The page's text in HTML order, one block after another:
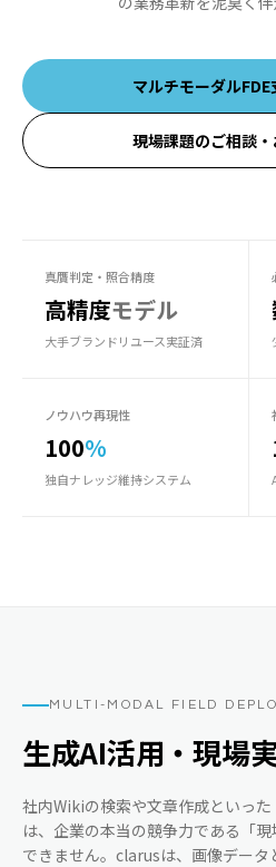
マルチモーダル
現場課題のご相談
真贋判定・照合精度
高精度モデル
大手ブランドリユース実証済
ノウハウ再現性
100%
独自ナレッジ維持システム
MULTI-MODAL FIELD
生成AI活用・現場
社内Wikiの検索や文章作成といっ
は、企業の本当の競争力である「
できません。clarusは、画像データ